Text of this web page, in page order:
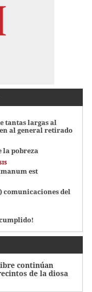
tantas largas al
al general retirado
la pobreza
est
comunicaciones del
continúan
de la diosa